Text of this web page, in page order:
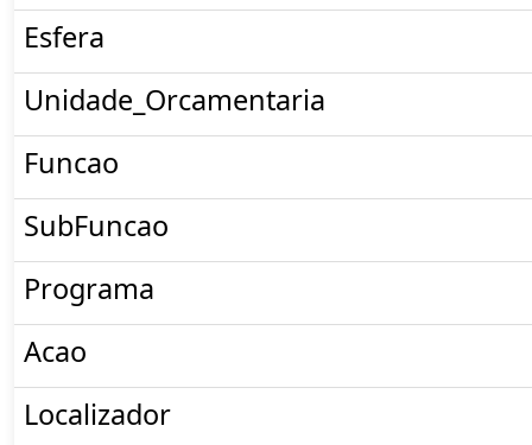
Esfera
Unidade_Orcamentaria
Funcao
SubFuncao
Programa
Acao
Localizador